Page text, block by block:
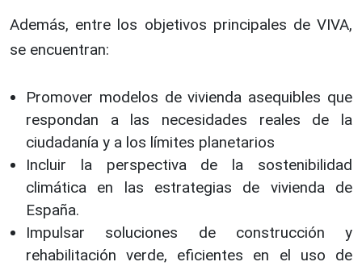
Además, entre los objetivos principales de VIVA,
se encuentran:
Promover modelos de vivienda asequibles que
respondan a las necesidades reales de la
ciudadanía y a los límites planetarios
Incluir la perspectiva de la sostenibilidad
climática en las estrategias de vivienda de
España.
Impulsar soluciones de construcción y
rehabilitación verde, eficientes en el uso de